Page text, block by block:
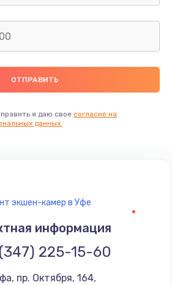
я даю свое согласие на
данных.
экшен-камер в Уфе
информация
225-15-60
, пр. Октября, 164,